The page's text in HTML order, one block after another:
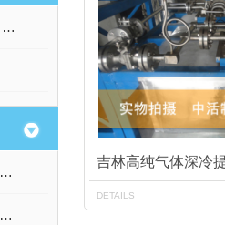
吉林高纯气体深冷
DETAILS